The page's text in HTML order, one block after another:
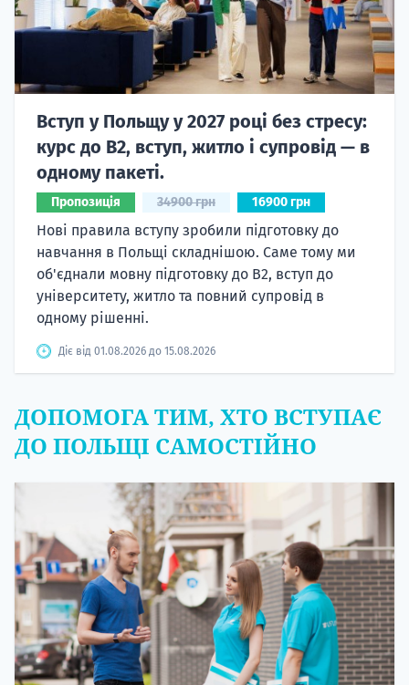
Вступ у Польщу у 2027 році без стресу:
курс до B2, вступ, житло і супровід — в
одному пакеті.
Пропозиція 34900 грн 16900 грн
Нові правила вступу зробили підготовку до
навчання в Польщі складнішою. Саме тому ми
об'єднали мовну підготовку до В2, вступ до
університету, житло та повний супровід в
одному рішенні.
Діє від 01.08.2026 до 15.08.2026
ДОПОМОГА ТИМ, ХТО ВСТУПАЄ
ДО ПОЛЬЩІ САМОСТІЙНО